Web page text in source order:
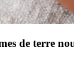
de terre